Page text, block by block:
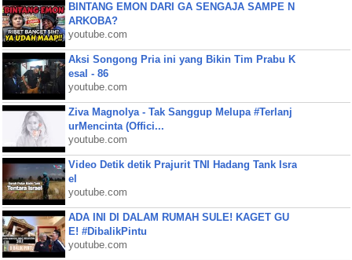
BINTANG EMON DARI GA SENGAJA SAMPE N
ARKOBA?
youtube.com
Aksi Songong Pria ini yang Bikin Tim Prabu K
esal - 86
youtube.com
Ziva Magnolya - Tak Sanggup Melupa #Terlanj
urMencinta (Offici...
youtube.com
Video Detik detik Prajurit TNI Hadang Tank Isra
el
youtube.com
ADA INI DI DALAM RUMAH SULE! KAGET GU
E! #DibalikPintu
youtube.com